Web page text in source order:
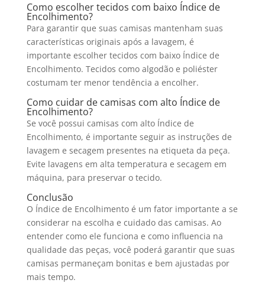
Como escolher tecidos com baixo Índice de
Encolhimento?
Para garantir que suas camisas mantenham suas
características originais após a lavagem, é
importante escolher tecidos com baixo Índice de
Encolhimento. Tecidos como algodão e poliéster
costumam ter menor tendência a encolher.
Como cuidar de camisas com alto Índice de
Encolhimento?
Se você possui camisas com alto Índice de
Encolhimento, é importante seguir as instruções de
lavagem e secagem presentes na etiqueta da peça.
Evite lavagens em alta temperatura e secagem em
máquina, para preservar o tecido.
Conclusão
O Índice de Encolhimento é um fator importante a se
considerar na escolha e cuidado das camisas. Ao
entender como ele funciona e como influencia na
qualidade das peças, você poderá garantir que suas
camisas permaneçam bonitas e bem ajustadas por
mais tempo.